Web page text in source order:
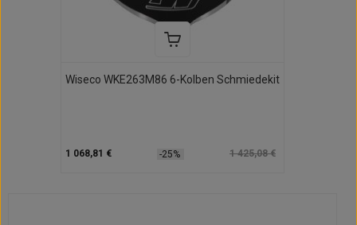
Wiseco WKE263M86 6-Kolben Schmiedekit
1 068,81 € -25% 1 425,08 €